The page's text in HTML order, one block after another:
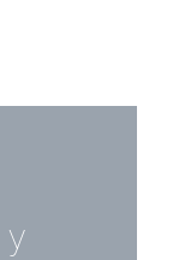
y